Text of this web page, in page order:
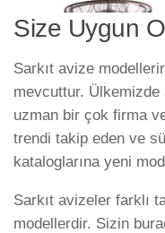
Size Uygun
Sarkıt avize
mevcuttur.
uzman bir çok firma
trendi takip eden ve
kataloglarına yeni
Sarkıt avizeler farklı
modellerdir. Sizin